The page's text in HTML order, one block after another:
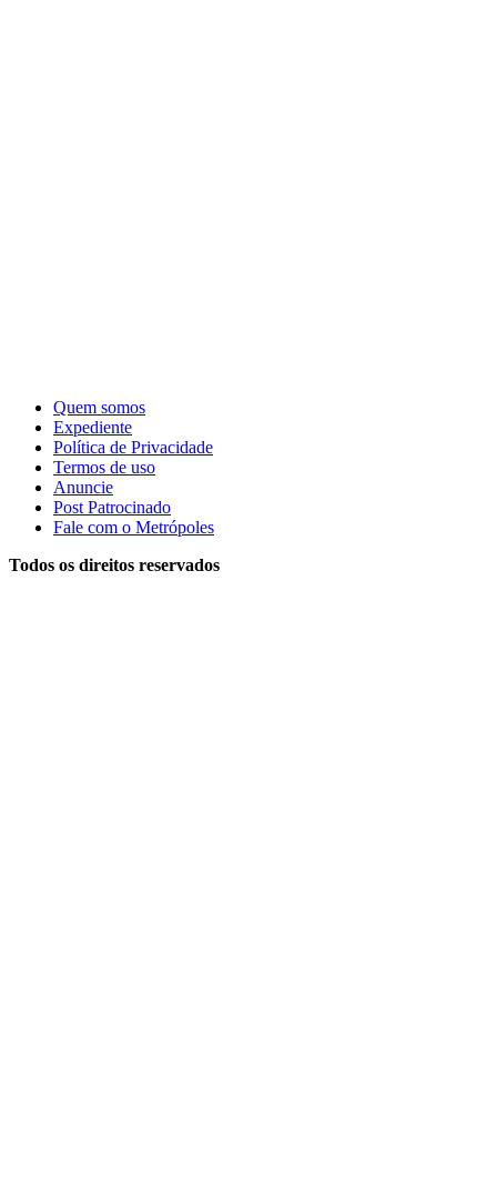
Quem somos
Expediente
Política de Privacidade
Termos de uso
Anuncie
Post Patrocinado
Fale com o Metrópoles
Todos os direitos reservados